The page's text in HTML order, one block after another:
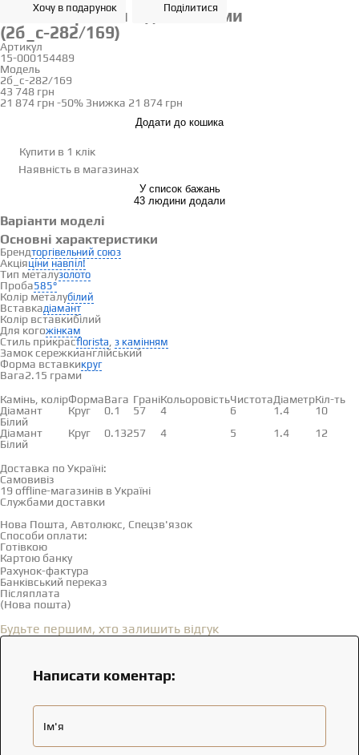
Хочу в подарунок Поділитися
Золоті сережки з діамантами
(2б_с-282/169)
Артикул
15-000154489
Модель
2б_с-282/169
43 748 грн
21 874 грн -50% Знижка 21 874 грн
Додати до кошика
Купити в 1 клік
Наявність в магазинах
У список бажань
43 людини додали
Варіанти моделі
Основні характеристики
Брендторгівельний союз
Акціяціни навпіл!
Тип металузолото
Проба585°
Колір металубілий
Вставкадіамант
Колір вставкибілий
Для когожінкам
Стиль прикрасflorista з камінням
Замок сережкианглійський
Форма вставкикруг
Вага2.15 грами
Камінь, колірФормаВага ГраніКольоровістьЧистотаДіаметрКіл-ть
Діамант
Білий
Круг 0.1 57 4 6 1.4
10
Діамант
Білий
Круг 0.13257 4 5 1.4 12
Доставка по Україні:
Самовивіз
19 offline-магазинів в Україні
Службами доставки
Нова Пошта, Автолюкс, Спецзв'язок
Способи оплати:
Готівкою
Картою банку
Рахунок-фактура
Банківський переказ
Післяплата
(Нова пошта)
Будьте першим, хто залишить відгук
Написати коментар:
Ім'я